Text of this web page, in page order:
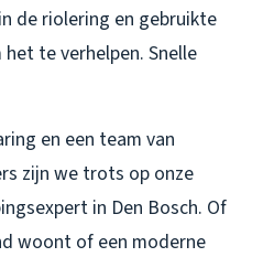
de riolering en gebruikte
te verhelpen. Snelle
en een team van
zijn we trots op onze
in Den Bosch. Of
woont of een moderne